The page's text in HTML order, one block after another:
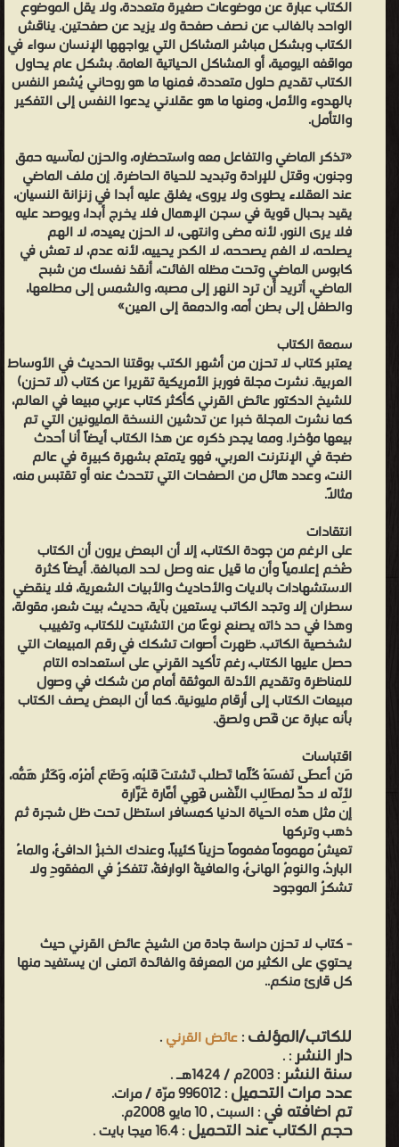
الكتاب عبارة عن موضوعات صغيرة متعددة، ولا يقل الموضوع
الواحد بالغالب عن نصف صفحة ولا يزيد عن صفحتين. يناقش
الكتاب وبشكل مباشر المشاكل التي يواجهها الإنسان سواء في
مواقفه اليومية، أو المشاكل الحياتية العامة. بشكل عام يحاول
الكتاب تقديم حلول متعددة، فمنها ما هو روحاني يُشعر النفس
بالهدوء والأمل، ومنها ما هو عقلاني يدعوا النفس إلى التفكير
والتأمل.
«تذكر الماضي والتفاعل معه واستحضاره، والحزن لمآسيه حمق
وجنون، وقتل للإرادة وتبديد للحياة الحاضرة. إن ملف الماضي
عند العقلاء يطوى ولا يروى، يغلق عليه أبدا في زنزانة النسيان،
يقيد بحبال قوية في سجن الإهمال فلا يخرج أبدا، ويوصد عليه
فلا يرى النور، لأنه مضى وانتهى، لا الحزن يعيده، لا الهم
يصلحه، لا الغم يصححه، لا الكدر يحييه، لأنه عدم، لا تعش في
كابوس الماضي وتحت مظله الفائت، أنقذ نفسك من شبح
الماضي، أتريد أن ترد النهر إلى مصبه، والشمس إلى مطلعها،
والطفل إلى بطن أمه، والدمعة إلى العين»
سمعة الكتاب
يعتبر كتاب لا تحزن من أشهر الكتب بوقتنا الحديث في الأوساط
العربية. نشرت مجلة فوربز الأمريكية تقريرا عن كتاب (لا تحزن)
للشيخ الدكتور عائض القرني كأكثر كتاب عربي مبيعا في العالم،
كما نشرت المجلة خبرا عن تدشين النسخة المليونين التي تم
بيعها مؤخرا. ومما يجدر ذكره عن هذا الكتاب أيضاً أنا أحدث
ضجة في الإنترنت العربي، فهو يتمتع بشهرة كبيرة في عالم
النت، وعدد هائل من الصفحات التي تتحدث عنه أو تقتبس منه،
مثالاً.
انتقادات
على الرغم من جودة الكتاب، إلا أن البعض يرون أن الكتاب
ضُخم إعلامياً وأن ما قيل عنه وصل لحد المبالغة. أيضاً كثرة
الاستشهادات بالايات والأحاديث والأبيات الشعرية، فلا ينقضي
سطران إلا وتجد الكاتب يستعين بآية، حديث، بيت شعر، مقولة،
وهذا في حد ذاته يصنع نوعًا من التشتيت للكتاب، وتغييب
لشخصية الكاتب. ظهرت أصوات تشكك في رقم المبيعات التي
حصل عليها الكتاب، رغم تأكيد القرني على استعداده التام
للمناظرة وتقديم الأدلة الموثقة أمام من شكك في وصول
مبيعات الكتاب إلى أرقام مليونية. كما أن البعض يصف الكتاب
بأنه عبارة عن قَص ولصق.
اقتباسات
مَن أعطَى نَفسَهُ كُلَّما تَطلُب تَشتتَ قَلبُه، وَضَاع أمْرُه، وَكَثُر هَمُّه،
لِأنّه لا حدّ لِمطَالِب النَّفْس فَهِي أمَّارة غَرّارَة
إن مثل هذه الحياة الدنيا كمسافر استظل تحت ظل شجرة ثم
ذهب وتركها
تعيشُ مهموماً مغموماً حزيناً كئيباً، وعندك الخبزُ الدافئُ، والماءُ
الباردُ، والنومُ الهانئُ، والعافيةُ الوارفةُ، تتفكرُ في المفقودِ ولا
تشكرُ الموجود
- كتاب لا تحزن دراسة جادة من الشيخ عائض القرني حيث
يحتوي على الكثير من المعرفة والفائدة اتمنى ان يستفيد منها
كل قارئ منكم..
للكاتب/المؤلف:عائض القرني.
دار النشر:
.
سنة النشر: 2003م / 1424هـ .
عدد مرات التحميل: 996012 مرّة / مرات.
تم اضافته في: السبت , 10 مايو 2008م.
حجم الكتاب عند التحميل: 16.4 ميجا بايت .